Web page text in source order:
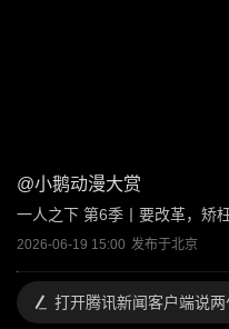
@小鹅动漫大赏
一人之下 第6季丨要改革，矫
2026-06-19 15:00 发布于北京
打开腾讯新闻客户端说两